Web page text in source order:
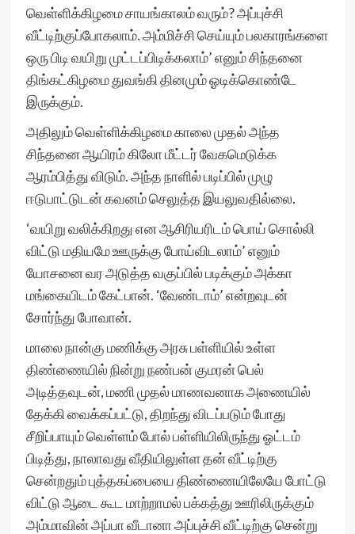
வெள்ளிக்கிழமை சாயங்காலம் வரும்? அப்புச்சி
வீட்டிற்குப்போகலாம். அம்மிச்சி செய்யும் பலகாரங்களை
ஒரு பிடி வயிறு முட்டப்பிடிக்கலாம்’ எனும் சிந்தனை
திங்கட்கிழமை துவங்கி தினமும் ஓடிக்கொண்டே
இருக்கும்.
அதிலும் வெள்ளிக்கிழமை காலை முதல் அந்த
சிந்தனை ஆயிரம் கிலோ மீட்டர் வேகமெடுக்க
ஆரம்பித்து விடும். அந்த நாளில் படிப்பில் முழு
ஈடுபாட்டுடன் கவனம் செலுத்த இயலுவதில்லை.
‘வயிறு வலிக்கிறது என ஆசிரியரிடம் பொய் சொல்லி
விட்டு மதியமே ஊருக்கு போய்விடலாம்’ எனும்
யோசனை வர அடுத்த வகுப்பில் படிக்கும் அக்கா
மங்கையிடம் கேட்பான். ‘வேண்டாம்’ என்றவுடன்
சோர்ந்து போவான்.
மாலை நான்கு மணிக்கு அரசு பள்ளியில் உள்ள
திண்ணையில் நின்று நண்பன் குமரன் பெல்
அடித்தவுடன், மணி முதல் மாணவனாக அணையில்
தேக்கி வைக்கப்பட்டு, திறந்து விடப்படும் போது
சீறிப்பாயும் வெள்ளம் போல் பள்ளியிலிருந்து ஓட்டம்
பிடித்து, நாலாவது வீதியிலுள்ள தன் வீட்டிற்கு
சென்றதும் புத்தகப்பையை திண்ணையிலேயே போட்டு
விட்டு ஆடை கூட மாற்றாமல் பக்கத்து ஊரிலிருக்கும்
அம்மாவின் அப்பா வீடானா அப்புச்சி வீட்டிற்கு சென்று